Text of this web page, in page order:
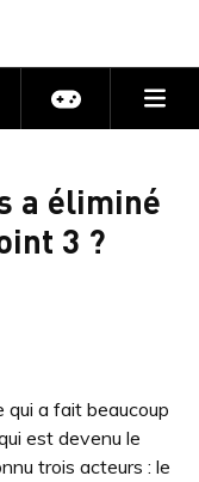
Actu jeux
a éliminé
3 ?
a fait beaucoup
est devenu le
trois acteurs : le